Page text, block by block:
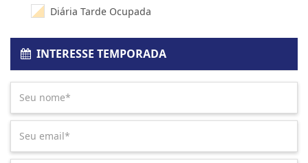
Diária Tarde Ocupada
INTERESSE TEMPORADA